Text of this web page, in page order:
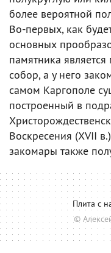
более вероятной
Во-первых, как
основных
памятника
собор, а у него
самом Каргополе
построенный в
Воскресения (XVII
закомары также
Плита с
©